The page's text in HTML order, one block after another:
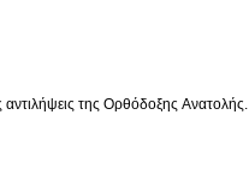
αντιλήψεις της Ορθόδοξης Ανατολής.